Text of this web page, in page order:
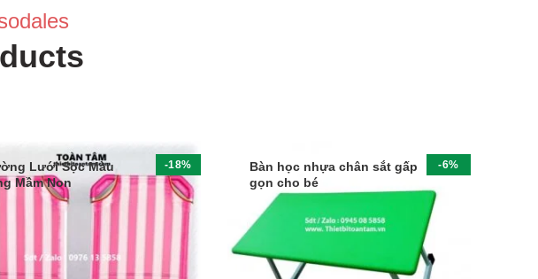
-18%
Lưới Sọc Màu
Mầm Non
-6%
Bàn học nhựa chân sắt gấp
gọn cho bé